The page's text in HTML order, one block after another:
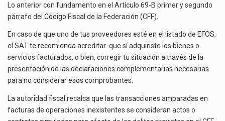
Lo anterior con fundamento en el Artículo 69-B primer y segundo
párrafo del Código Fiscal de la Federación (CFF).
En caso de que uno de tus proveedores esté en el listado de EFOS,
el SAT te recomienda acreditar que sí adquiriste los bienes o
servicios facturados, o bien, corregir tu situación a través de la
presentación de las declaraciones complementarias necesarias
para no considerar esos comprobantes.
La autoridad fiscal recalca que las transacciones amparadas en
facturas de operaciones inexistentes se consideran actos o